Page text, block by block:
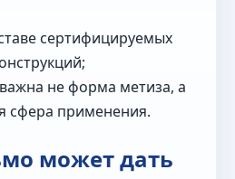
сертифицируемых
не форма метиза, а
сфера применения.
может дать